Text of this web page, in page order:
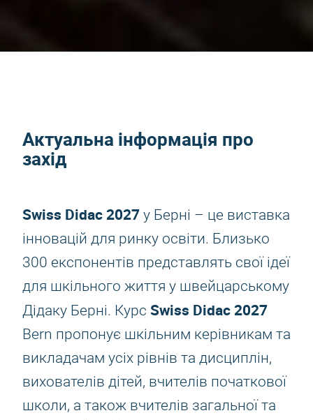
Актуальна інформація про
захід
Swiss Didac 2027 у Берні – це виставка
інновацій для ринку освіти. Близько
300 експонентів представлять свої ідеї
для шкільного життя у швейцарському
Дідаку Берні. Курс Swiss Didac 2027
Bern пропонує шкільним керівникам та
викладачам усіх рівнів та дисциплін,
вихователів дітей, вчителів початкової
школи, а також вчителів загальної та